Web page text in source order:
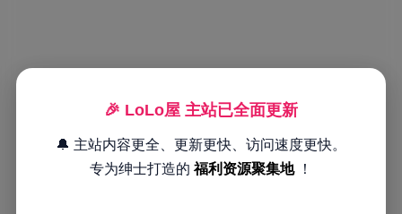
🎉 LoLo屋 主站已全面更新
🔔 主站内容更全、更新更快、访问速度更快。
专为绅士打造的福利资源聚集地 ！